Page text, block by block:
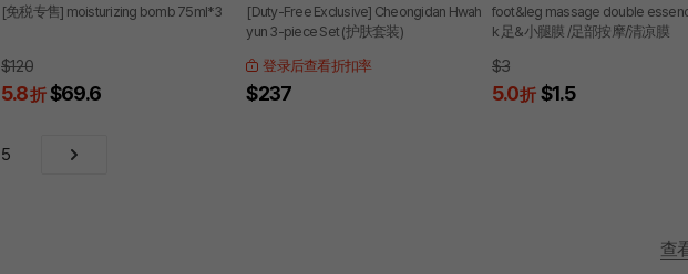
[免税专售] moisturizing bomb 75ml*3
$120
5.8折 $69.6
[Duty-Free Exclusive] Cheongidan Hwah
yun 3-piece Set (护肤套装)
登录后查看折扣率
$237
foot&leg massage double
k 足&小腿膜 /足部按摩/清凉膜
$3
5.0折 $1.5
5
查